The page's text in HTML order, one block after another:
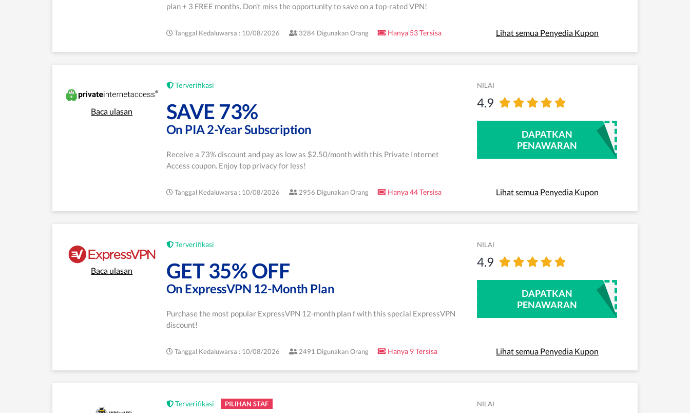
plan + 3 FREE months. Don't miss the opportunity to save on a top-rated VPN!
Tanggal Kedaluwarsa : 10/08/2026 3284 Digunakan Orang Hanya 53 Tersisa Lihat semua Penyedia Kupon
Baca ulasan
Terverifikasi
SAVE 73%
On PIA 2-Year Subscription
Receive a 73% discount and pay as low as $2.50/month with this Private Internet
Access coupon. Enjoy top privacy for less!
Tanggal Kedaluwarsa : 10/08/2026 2956 Digunakan Orang Hanya 44 Tersisa
NILAI
4.9
DAPATKAN
PENAWARAN
Lihat semua Penyedia Kupon
Baca ulasan
Terverifikasi
GET 35% OFF
On ExpressVPN 12-Month Plan
Purchase the most popular ExpressVPN 12-month plan f with this special ExpressVPN
discount!
Tanggal Kedaluwarsa : 10/08/2026 2491 Digunakan Orang Hanya 9 Tersisa
NILAI
4.9
DAPATKAN
PENAWARAN
Lihat semua Penyedia Kupon
Terverifikasi PILIHAN STAF NILAI